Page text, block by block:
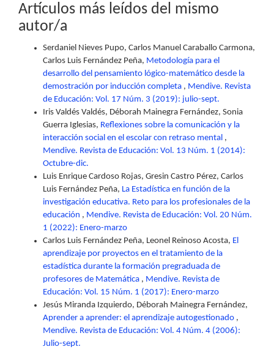
Artículos más leídos del mismo
autor/a
Serdaniel Nieves Pupo, Carlos Manuel Caraballo Carmona,
Carlos Luis Fernández Peña, Metodología para el
desarrollo del pensamiento lógico-matemático desde la
demostración por inducción completa , Mendive. Revista
de Educación: Vol. 17 Núm. 3 (2019): julio-sept.
Iris Valdés Valdés, Déborah Mainegra Fernández, Sonia
Guerra Iglesias, Reflexiones sobre la comunicación y la
interacción social en el escolar con retraso mental ,
Mendive. Revista de Educación: Vol. 13 Núm. 1 (2014):
Octubre-dic.
Luis Enrique Cardoso Rojas, Gresin Castro Pérez, Carlos
Luis Fernández Peña, La Estadística en función de la
investigación educativa. Reto para los profesionales de la
educación , Mendive. Revista de Educación: Vol. 20 Núm.
1 (2022): Enero-marzo
Carlos Luis Fernández Peña, Leonel Reinoso Acosta, El
aprendizaje por proyectos en el tratamiento de la
estadística durante la formación pregraduada de
profesores de Matemática , Mendive. Revista de
Educación: Vol. 15 Núm. 1 (2017): Enero-marzo
Jesús Miranda Izquierdo, Déborah Mainegra Fernández,
Aprender a aprender: el aprendizaje autogestionado ,
Mendive. Revista de Educación: Vol. 4 Núm. 4 (2006):
Julio-sept.